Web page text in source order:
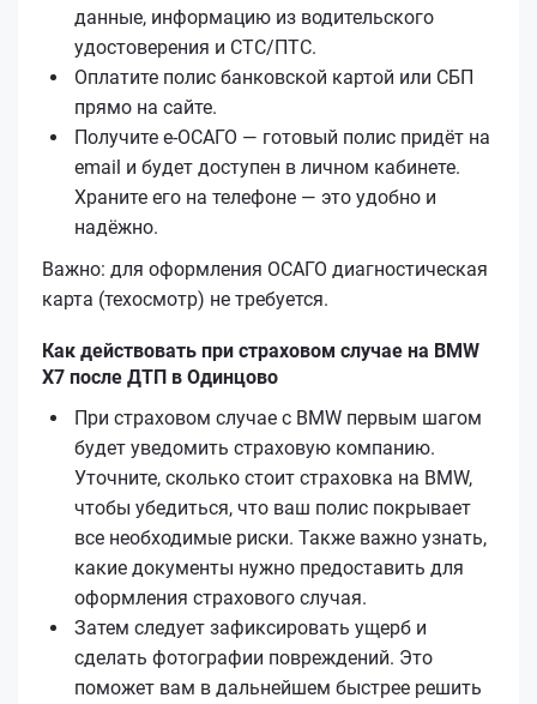
данные, информацию из водительского
удостоверения и СТС/ПТС.
Оплатите полис банковской картой или СБП
прямо на сайте.
Получите е‑ОСАГО — готовый полис придёт на
email и будет доступен в личном кабинете.
Храните его на телефоне — это удобно и
надёжно.
Важно: для оформления ОСАГО диагностическая
карта (техосмотр) не требуется.
Как действовать при страховом случае на BMW
X7 после ДТП в Одинцово
При страховом случае с BMW первым шагом
будет уведомить страховую компанию.
Уточните, сколько стоит страховка на BMW,
чтобы убедиться, что ваш полис покрывает
все необходимые риски. Также важно узнать,
какие документы нужно предоставить для
оформления страхового случая.
Затем следует зафиксировать ущерб и
сделать фотографии повреждений. Это
поможет вам в дальнейшем быстрее решить